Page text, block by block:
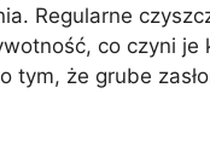
Regularne
co czyni je
tym, że grube